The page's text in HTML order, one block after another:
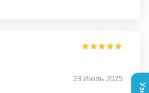
23 Июль 2025